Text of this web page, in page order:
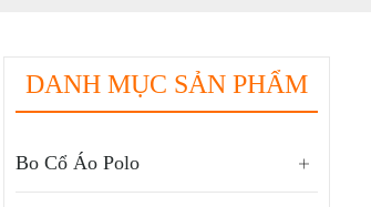
DANH MỤC SẢN PHẨM
Bo Cổ Áo Polo